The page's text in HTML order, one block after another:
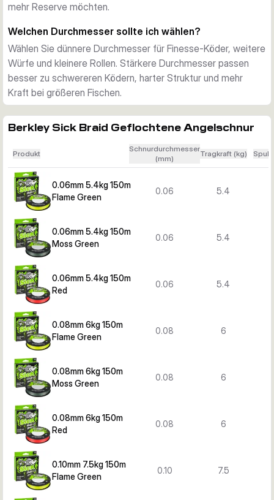
Durchmesser für Finesse und Wurfweite oder eine stärkere
mehr Reserve möchten.
Welchen Durchmesser sollte ich wählen?
Wählen Sie dünnere Durchmesser für Finesse-Köder, weitere
Würfe und kleinere Rollen. Stärkere Durchmesser passen
besser zu schwereren Ködern, harter Struktur und mehr
Kraft bei größeren Fischen.
Berkley Sick Braid Geflochtene Angelschnur
Produkt
Schnurdurchmesser
(mm)
Tragkraft (kg)
0.06mm 5.4kg 150m
Flame Green
0.06 5.4
0.06mm 5.4kg 150m
Moss Green
0.06 5.4
0.06mm 5.4kg 150m
Red
0.06 5.4
0.08mm 6kg 150m
Flame Green
0.08 6
0.08mm 6kg 150m
Moss Green
0.08 6
0.08mm 6kg 150m
Red
0.08 6
0.10mm 7.5kg 150m
Flame Green
0.10 7.5